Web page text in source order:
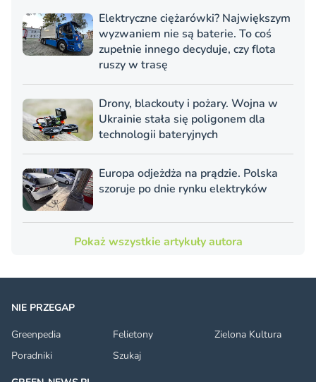
Elektryczne ciężarówki? Największym
wyzwaniem nie są baterie. To coś
zupełnie innego decyduje, czy flota
ruszy w trasę
Drony, blackouty i pożary. Wojna w
Ukrainie stała się poligonem dla
technologii bateryjnych
Europa odjeżdża na prądzie. Polska
szoruje po dnie rynku elektryków
Pokaż wszystkie artykuły autora
NIE PRZEGAP
Greenpedia
Felietony
Zielona Kultura
Poradniki
Szukaj